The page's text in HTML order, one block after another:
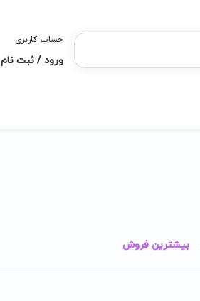
حساب کاربری
ورود / ثبت نام
بیشترین فروش